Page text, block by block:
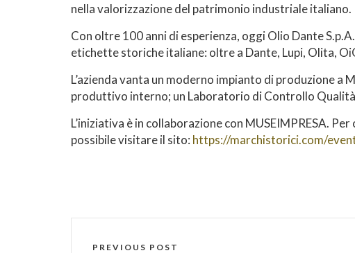
nella valorizzazione del patrimonio industriale italiano.
Con oltre 100 anni di esperienza, oggi Olio Dante
etichette storiche italiane: oltre a Dante, Lupi, Olita,
L’azienda vanta un moderno impianto di produzione
produttivo interno; un Laboratorio di Controllo
L’iniziativa è in collaborazione con MUSEIMPRESA.
possibile visitare il sito: https://marchistorici.com/
PREVIOUS POST